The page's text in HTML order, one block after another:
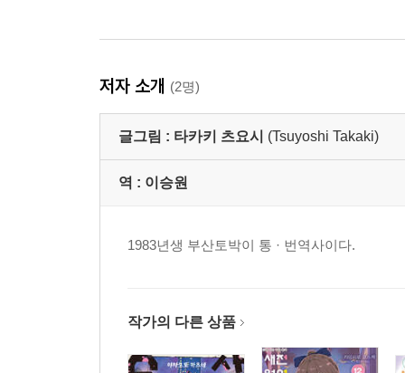
저자 소개 (2명)
글그림 : 타카키 츠요시 (Tsuyoshi Takaki)
역 : 이승원
1983년생 부산토박이 통 · 번역사이다.
작가의 다른 상품